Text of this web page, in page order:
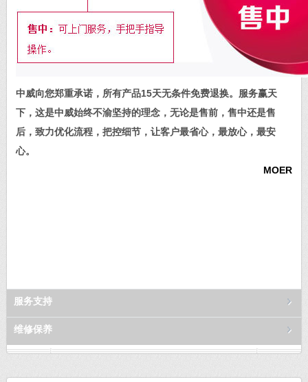
中威向您郑重承诺，所有产品15天无条件免费退换。服务赢天
下，这是中威始终不渝坚持的理念，无论是售前，售中还是售
后，致力优化流程，把控细节，让客户最省心，最放心，最安
心。
MOER
服务支持
维修保养